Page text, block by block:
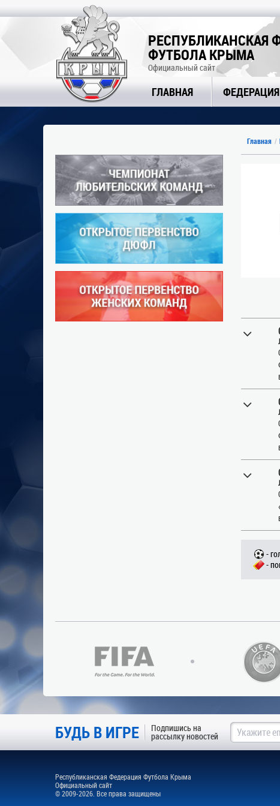
РЕСПУБЛИКАНСКАЯ
ФУТБОЛА КРЫМА
Официальный сайт
ГЛАВНАЯ ФЕДЕРАЦИЯ
Главная
-
-
БУДЬ В ИГРЕ Подпишись на
рассылку новостей
Республиканская Федерация Футбола Крыма
Официальный сайт
© 2009-2026. Все права защищены